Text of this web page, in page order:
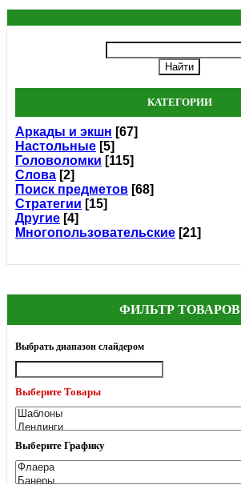
КАТЕГОРИИ
Аркады и экшн [67]
Настольные [5]
Головоломки [115]
Слова [2]
Поиск предметов [68]
Стратегии [15]
Другие [4]
Многопользовательские [21]
ФИЛЬТР ТОВАРОВ
Выбрать диапазон слайдером
Выберите Товары
Выберите Графику